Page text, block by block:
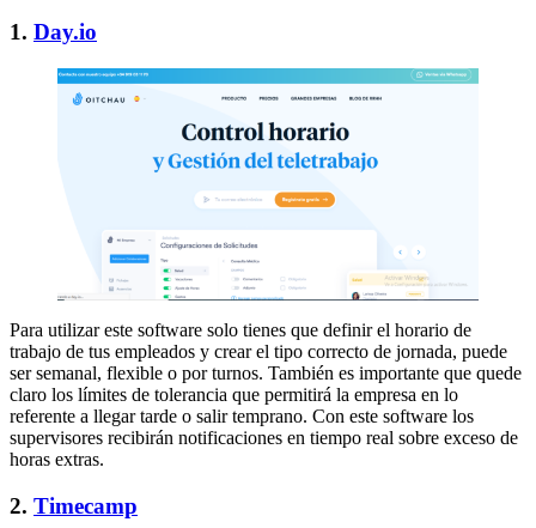
1. Day.io
Para utilizar este software solo tienes que definir el horario de
trabajo de tus empleados y crear el tipo correcto de jornada, puede
ser semanal, flexible o por turnos. También es importante que quede
claro los límites de tolerancia que permitirá la empresa en lo
referente a llegar tarde o salir temprano. Con este software los
supervisores recibirán notificaciones en tiempo real sobre exceso de
horas extras.
2. Timecamp